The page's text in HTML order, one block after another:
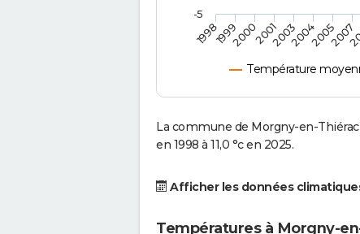
Température
19981999200020012003200420052007
-5
La commune de Morgny-en-
en 1998 à 11,0 °c en 2025.
Afficher les données
Températures à Morgny-